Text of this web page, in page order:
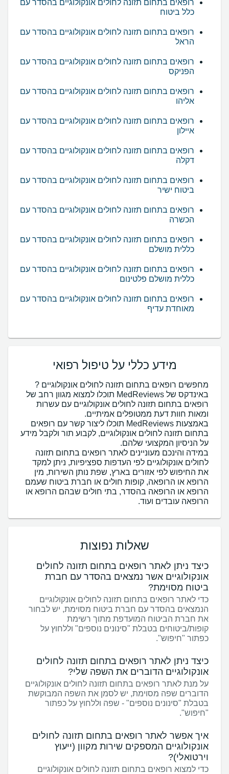
רופאים בתחום תזונה לחולים אונקולוגיים בהסדר עם
כלל ביטוח
רופאים בתחום תזונה לחולים אונקולוגיים בהסדר עם
הראל
רופאים בתחום תזונה לחולים אונקולוגיים בהסדר עם
הפניקס
רופאים בתחום תזונה לחולים אונקולוגיים בהסדר עם
אליהו
רופאים בתחום תזונה לחולים אונקולוגיים בהסדר עם
איילון
רופאים בתחום תזונה לחולים אונקולוגיים בהסדר עם
דקלה
רופאים בתחום תזונה לחולים אונקולוגיים בהסדר עם
ביטוח ישיר
רופאים בתחום תזונה לחולים אונקולוגיים בהסדר עם
הכשרה
רופאים בתחום תזונה לחולים אונקולוגיים בהסדר עם
כללית מושלם
רופאים בתחום תזונה לחולים אונקולוגיים בהסדר עם
כללית מושלם פלטינום
רופאים בתחום תזונה לחולים אונקולוגיים בהסדר עם
מאוחדת עדיף
מידע כללי על טיפול רפואי
מחפשים רופאים בתחום תזונה לחולים אונקולוגיים ?
באינדקס של MedReviews תוכלו למצוא מגוון רחב של
רופאים בתחום תזונה לחולים אונקולוגיים עם עשרות
באמצעות MedReviews תוכלו ליצור קשר עם רופאים
בתחום תזונה לחולים אונקולוגיים, לקבוע תור ולקבל מידע
במידה והינכם מעוניינים לאתר רופאים בתחום תזונה
לחולים אונקולוגיים לפי העדפות ספציפיות, ניתן למקד
את החיפוש לפי אזורים בארץ, שפת נותן השירות, מין
הרופא או הרופאה, קופות חולים או חברת ביטוח שעמם
הרופא או הרופאה בהסדר, בתי חולים שבהם הרופא או
הרופאה עובדים ועוד.
שאלות נפוצות
כיצד ניתן לאתר רופאים בתחום תזונה לחולים
אונקולוגיים אשר נמצאים בהסדר עם חברת
ביטוח מסוימת?
כדי לאתר רופאים בתחום תזונה לחולים אונקולוגיים
הנמצאים בהסדר עם חברת ביטוח מסוימת, יש לבחור
את חברת הביטוח המועדפת מתוך רשימת
קופות/ביטוחים בטבלת "סינונים נוספים" וללחוץ על
כפתור "חיפוש".
כיצד ניתן לאתר רופאים בתחום תזונה לחולים
אונקולוגיים הדוברים את השפה שלי?
על מנת לאתר רופאים בתחום תזונה לחולים אונקולוגיים
הדוברים שפה מסוימת, יש לסמן את השפה המבוקשת
בטבלת "סינונים נוספים" - שפה וללחוץ על כפתור
"חיפוש".
איך אפשר לאתר רופאים בתחום תזונה לחולים
אונקולוגיים המספקים שירות מקוון (ייעוץ
וירטואלי)?
כדי למצוא רופאים בתחום תזונה לחולים אונקולוגיים